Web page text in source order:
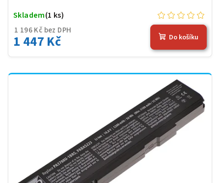
1 196 Kč bez DPH
1 447 Kč
Skladem(1 ks)
Do košíku